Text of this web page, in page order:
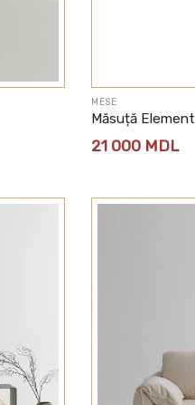
MESE
Măsuță Element
21 000 MDL